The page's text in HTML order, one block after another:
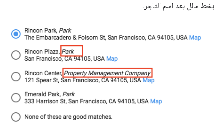
بخط مائل بعد اسم التاجر.